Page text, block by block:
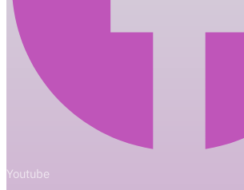
Youtube